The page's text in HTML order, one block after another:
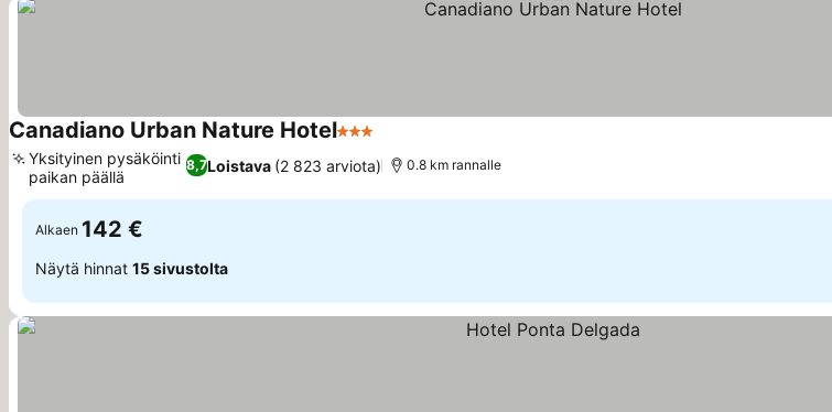
Canadiano Urban Nature Hotel3 Tähtiluokitus
8,7Loistava (2 823 arviota)
Yksityinen pysäköinti
paikan päällä
0.8 km rannalle
Alkaen 142 €
Näytä hinnat 15 sivustolta